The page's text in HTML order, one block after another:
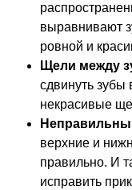
выравнивают
ровной и
Щели между
сдвинуть зубы
некрасивые
верхние и
правильно. И
исправить